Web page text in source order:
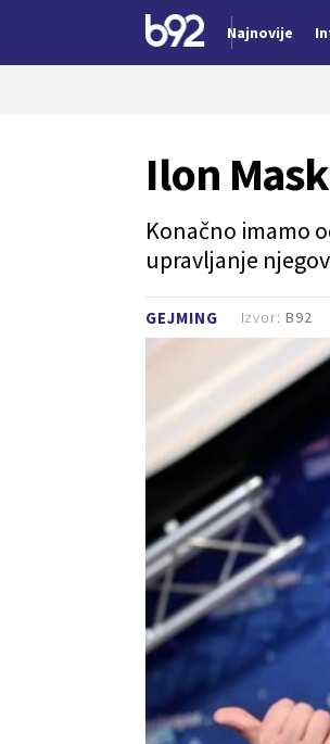
Najnovije
GEJMING
Ilon
Konačno imamo
upravljanje
Izvor: B92